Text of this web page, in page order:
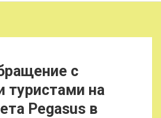
с
туристами на
Pegasus в